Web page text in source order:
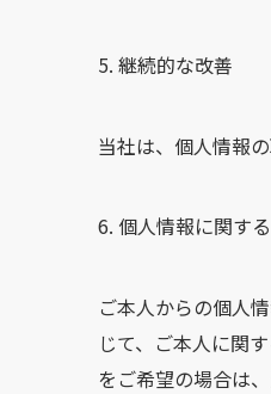
継続的な改善
当社は、個人情報
個人情報に関す
ご本人からの個人
じて、ご本人に関
をご希望の場合は